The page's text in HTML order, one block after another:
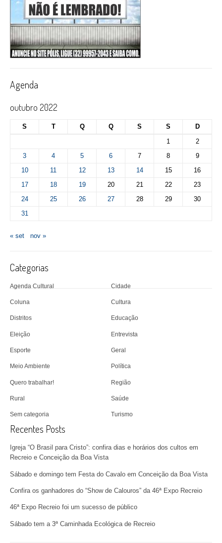
Agenda
outubro 2022
S T Q Q S S
D
1
2
3
4 5 6 7 8
9
10
11 12 13 14 15
16
17
18 19 20 21 22
23
24
25 26 27 28 29
30
31
« set nov »
Categorias
Agenda Cultural Cidade
Coluna Cultura
Distritos Educação
Eleição Entrevista
Esporte Geral
Meio Ambiente Política
Quero trabalhar! Região
Rural Saúde
Sem categoria Turismo
Recentes Posts
Igreja “O Brasil para Cristo”: confira dias e horários dos cultos em
Recreio e Conceição da Boa Vista
Sábado e domingo tem Festa do Cavalo em Conceição da Boa Vista
Confira os ganhadores do “Show de Calouros” da 46ª Expo Recreio
46ª Expo Recreio foi um sucesso de público
Sábado tem a 3ª Caminhada Ecológica de Recreio